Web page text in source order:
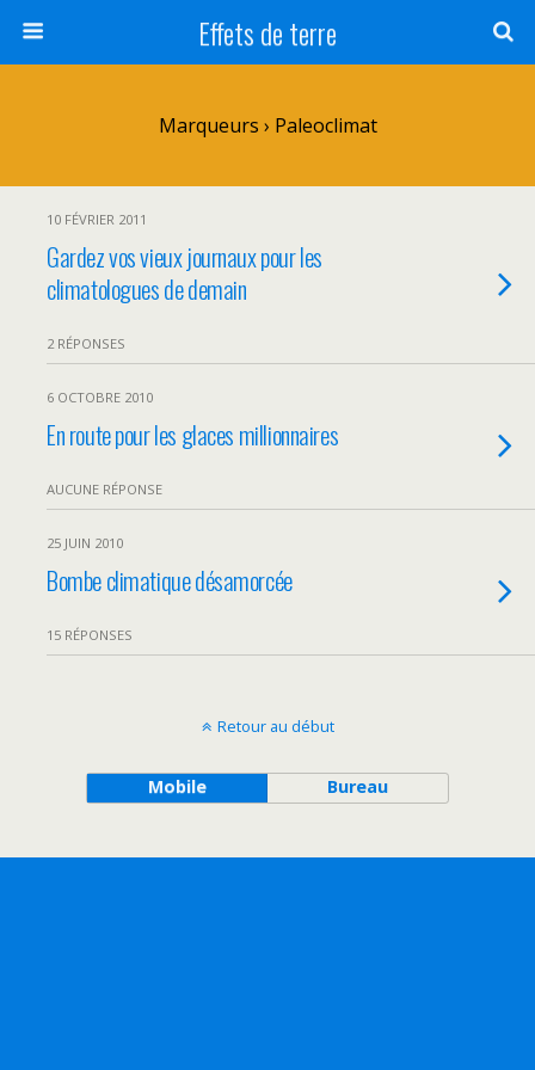
Effets de terre
Marqueurs › Paleoclimat
10 FÉVRIER 2011
Gardez vos vieux journaux pour les
climatologues de demain
2 RÉPONSES
6 OCTOBRE 2010
En route pour les glaces millionnaires
AUCUNE RÉPONSE
25 JUIN 2010
Bombe climatique désamorcée
15 RÉPONSES
Retour au début
Mobile Bureau